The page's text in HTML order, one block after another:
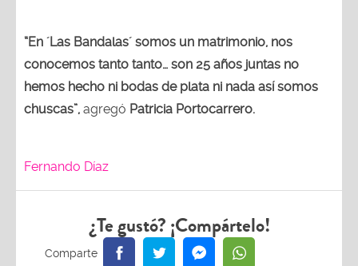
“En ´Las Bandalas´ somos un matrimonio, nos
conocemos tanto tanto… son 25 años juntas no
hemos hecho ni bodas de plata ni nada así somos
chuscas”, agregó Patricia Portocarrero.
Fernando Díaz
¿Te gustó? ¡Compártelo!